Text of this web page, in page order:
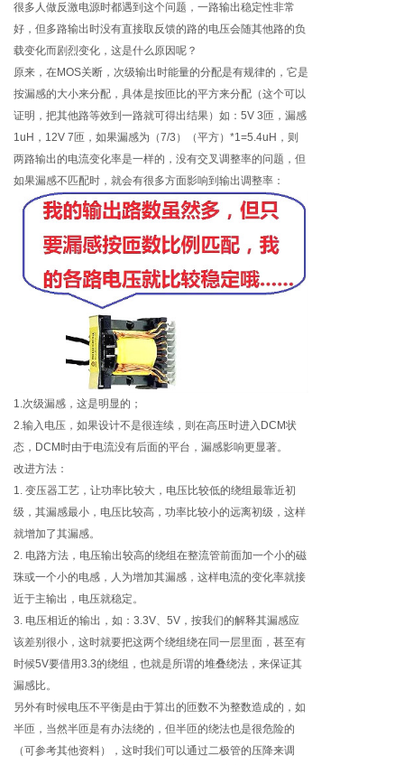
很多人做反激电源时都遇到这个问题，一路输出稳定性非常
好，但多路输出时没有直接取反馈的路的电压会随其他路的负
载变化而剧烈变化，这是什么原因呢？
原来，在MOS关断，次级输出时能量的分配是有规律的，它是
按漏感的大小来分配，具体是按匝比的平方来分配（这个可以
证明，把其他路等效到一路就可得出结果）如：5V 3匝，漏感
1uH，12V 7匝，如果漏感为（7/3）（平方）*1=5.4uH，则
两路输出的电流变化率是一样的，没有交叉调整率的问题，但
如果漏感不匹配时，就会有很多方面影响到输出调整率：
1.次级漏感，这是明显的；
2.输入电压，如果设计不是很连续，则在高压时进入DCM状
态，DCM时由于电流没有后面的平台，漏感影响更显著。
改进方法：
1. 变压器工艺，让功率比较大，电压比较低的绕组最靠近初
级，其漏感最小，电压比较高，功率比较小的远离初级，这样
就增加了其漏感。
2. 电路方法，电压输出较高的绕组在整流管前面加一个小的磁
珠或一个小的电感，人为增加其漏感，这样电流的变化率就接
近于主输出，电压就稳定。
3. 电压相近的输出，如：3.3V、5V，按我们的解释其漏感应
该差别很小，这时就要把这两个绕组绕在同一层里面，甚至有
时候5V要借用3.3的绕组，也就是所谓的堆叠绕法，来保证其
漏感比。
另外有时候电压不平衡是由于算出的匝数不为整数造成的，如
半匝，当然半匝是有办法绕的，但半匝的绕法也是很危险的
（可参考其他资料），这时我们可以通过二极管的压降来调